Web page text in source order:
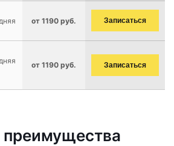
от 1190 руб. Записаться
от 1190 руб. Записаться